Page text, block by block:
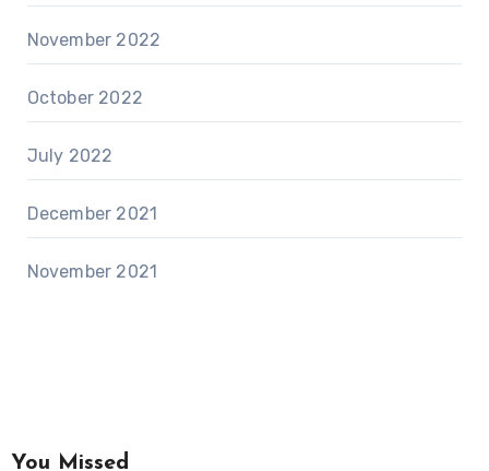
November 2022
October 2022
July 2022
December 2021
November 2021
You Missed